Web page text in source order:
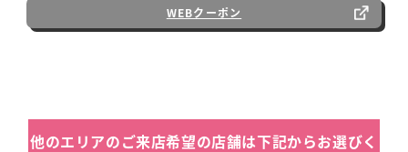
WEBクーポン
他のエリアのご来店希望の店舗は下記からお選びく